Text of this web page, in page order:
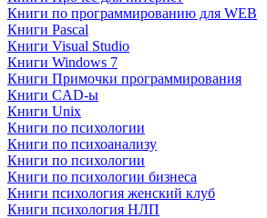
Книги по программированию для WEB
Книги Pascal
Книги Visual Studio
Книги Windows 7
Книги Примочки программирования
Книги CAD-ы
Книги Unix
Книги по психологии
Книги по психоанализу
Книги по психологии
Книги по психологии бизнеса
Книги психология женский клуб
Книги психология НЛП